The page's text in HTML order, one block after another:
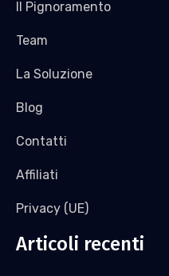
Il Pignoramento
Team
La Soluzione
Blog
Contatti
Affiliati
Privacy (UE)
Articoli recenti